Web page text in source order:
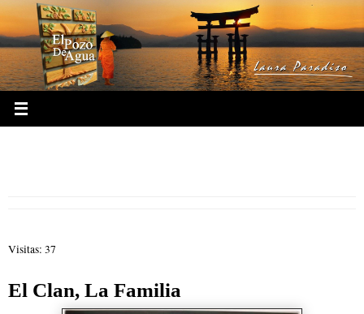
Ir
al
contenido
Visitas: 37
El Clan, La Familia